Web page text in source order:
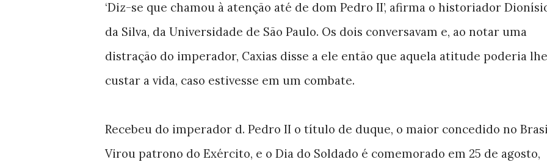
‘Diz-se que chamou à atenção até de dom Pedro II’, afirma o historiador
da Silva, da Universidade de São Paulo. Os dois conversavam e, ao notar uma
distração do imperador, Caxias disse a ele então que aquela atitude poderia lhe
custar a vida, caso estivesse em um combate.
Recebeu do imperador d. Pedro II o título de duque, o maior concedido no
Virou patrono do Exército, e o Dia do Soldado é comemorado em 25 de agosto,